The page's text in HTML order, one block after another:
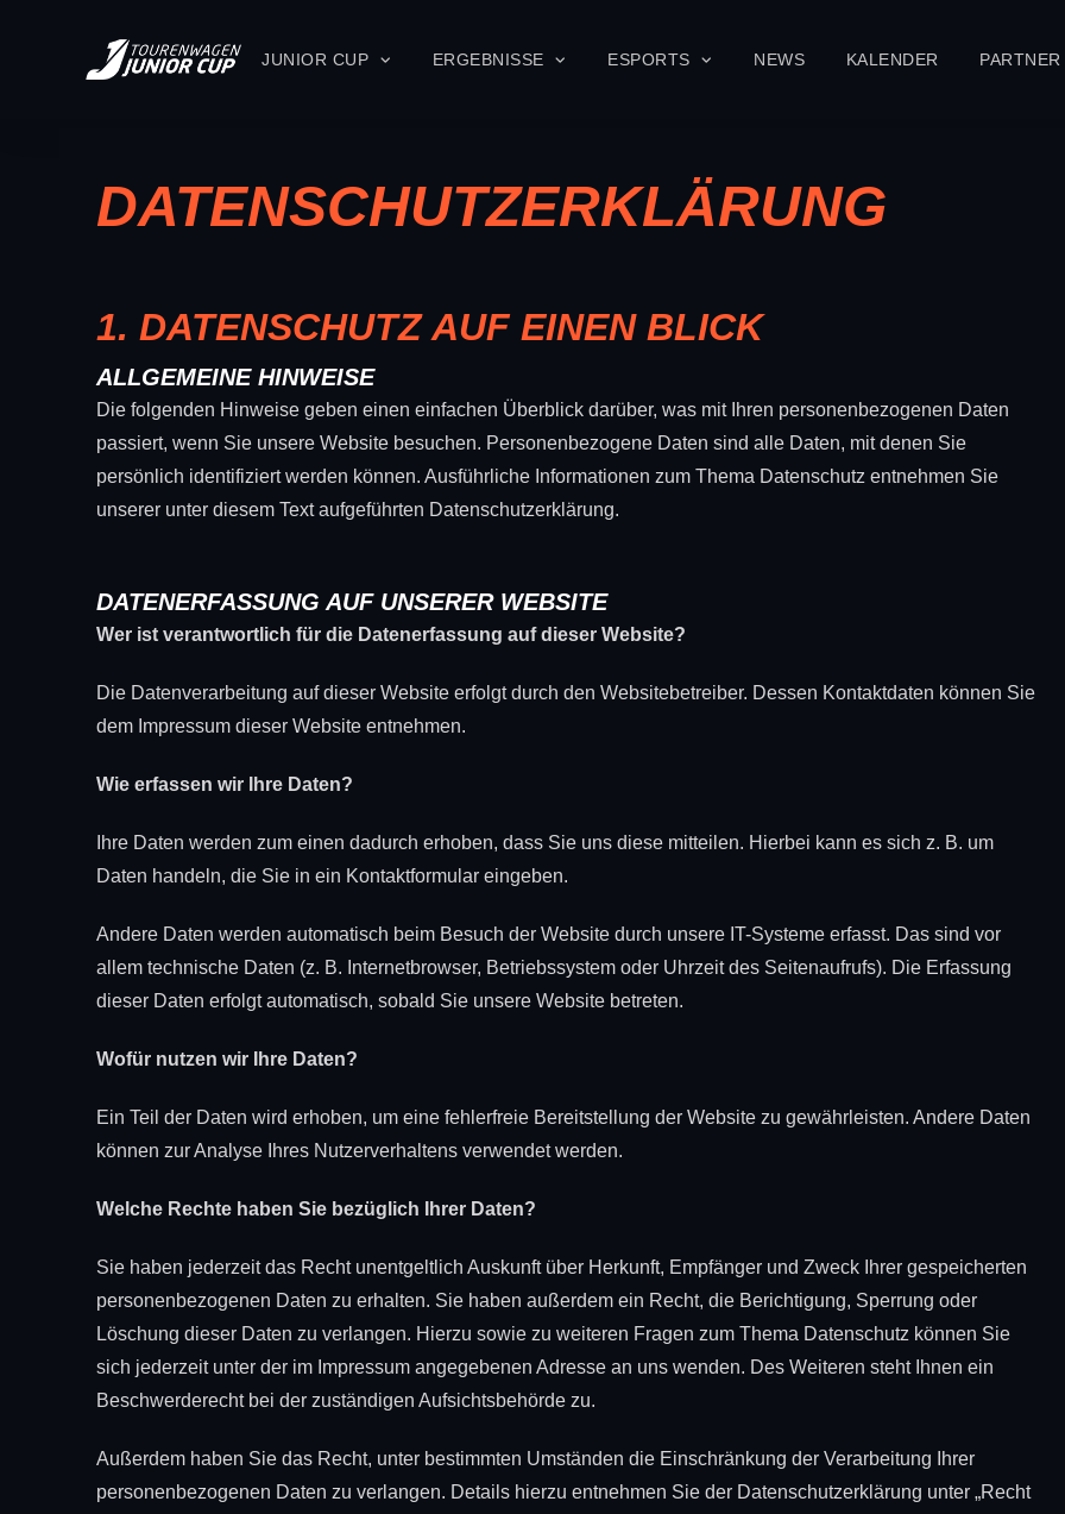
JUNIOR CUP ERGEBNISSE ESPORTS NEWS KALENDER PARTNER
DATENSCHUTZERKLÄRUNG
1. DATENSCHUTZ AUF EINEN BLICK
ALLGEMEINE HINWEISE
Die folgenden Hinweise geben einen einfachen Überblick darüber, was mit Ihren personenbezogenen Daten
passiert, wenn Sie unsere Website besuchen. Personenbezogene Daten sind alle Daten, mit denen Sie
persönlich identifiziert werden können. Ausführliche Informationen zum Thema Datenschutz entnehmen Sie
unserer unter diesem Text aufgeführten Datenschutzerklärung.
DATENERFASSUNG AUF UNSERER WEBSITE
Wer ist verantwortlich für die Datenerfassung auf dieser Website?
Die Datenverarbeitung auf dieser Website erfolgt durch den Websitebetreiber. Dessen Kontaktdaten können Sie
dem Impressum dieser Website entnehmen.
Wie erfassen wir Ihre Daten?
Ihre Daten werden zum einen dadurch erhoben, dass Sie uns diese mitteilen. Hierbei kann es sich z. B. um
Daten handeln, die Sie in ein Kontaktformular eingeben.
Andere Daten werden automatisch beim Besuch der Website durch unsere IT-Systeme erfasst. Das sind vor
allem technische Daten (z. B. Internetbrowser, Betriebssystem oder Uhrzeit des Seitenaufrufs). Die Erfassung
dieser Daten erfolgt automatisch, sobald Sie unsere Website betreten.
Wofür nutzen wir Ihre Daten?
Ein Teil der Daten wird erhoben, um eine fehlerfreie Bereitstellung der Website zu gewährleisten. Andere Daten
können zur Analyse Ihres Nutzerverhaltens verwendet werden.
Welche Rechte haben Sie bezüglich Ihrer Daten?
Sie haben jederzeit das Recht unentgeltlich Auskunft über Herkunft, Empfänger und Zweck Ihrer gespeicherten
personenbezogenen Daten zu erhalten. Sie haben außerdem ein Recht, die Berichtigung, Sperrung oder
Löschung dieser Daten zu verlangen. Hierzu sowie zu weiteren Fragen zum Thema Datenschutz können Sie
sich jederzeit unter der im Impressum angegebenen Adresse an uns wenden. Des Weiteren steht Ihnen ein
Beschwerderecht bei der zuständigen Aufsichtsbehörde zu.
Außerdem haben Sie das Recht, unter bestimmten Umständen die Einschränkung der Verarbeitung Ihrer
personenbezogenen Daten zu verlangen. Details hierzu entnehmen Sie der Datenschutzerklärung unter „Recht